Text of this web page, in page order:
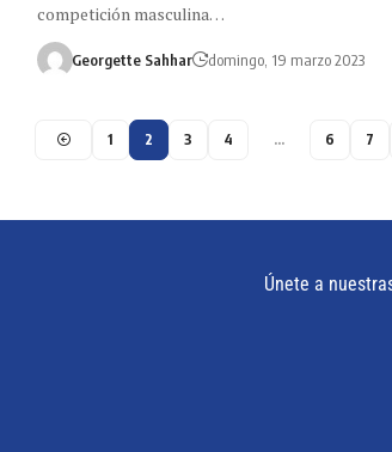
competición masculina…
Georgette Sahhar domingo, 19 marzo 2023
1 2 3 4 … 6 7
Únete a